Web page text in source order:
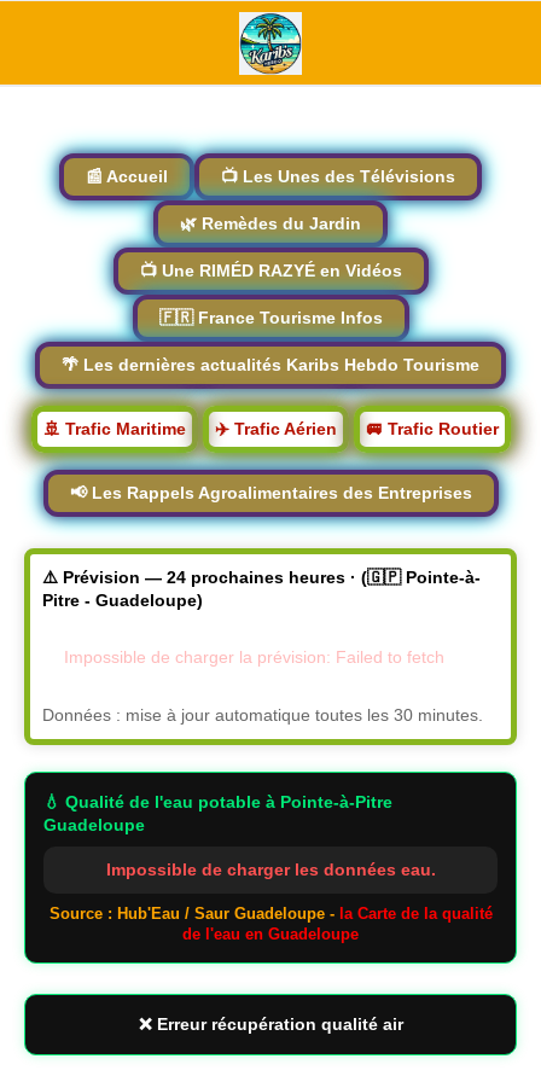
📰 Accueil 📺 Les Unes des Télévisions
🌿 Remèdes du Jardin
📺 Une RIMÉD RAZYÉ en Vidéos
🇫🇷 France Tourisme Infos
🌴 Les dernières actualités Karibs Hebdo Tourisme
🚢 Trafic Maritime ✈️ Trafic Aérien 🚐 Trafic Routier
📢 Les Rappels Agroalimentaires des Entreprises
⚠️ Prévision — 24 prochaines heures · (🇬🇵 Pointe-à-
Pitre - Guadeloupe)
Impossible de charger la prévision: Failed to fetch
Données : mise à jour automatique toutes les 30 minutes.
💧 Qualité de l'eau potable à Pointe-à-Pitre
Guadeloupe
Impossible de charger les données eau.
Source : Hub'Eau / Saur Guadeloupe - la Carte de la qualité
de l'eau en Guadeloupe
❌ Erreur récupération qualité air